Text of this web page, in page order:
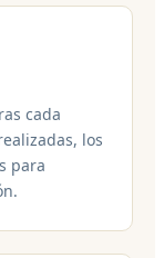
cada
los
para